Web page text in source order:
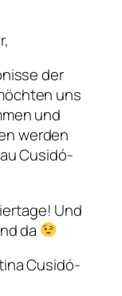
der
uns
und
werden
Cusidó-
Und
da
Cusidó-